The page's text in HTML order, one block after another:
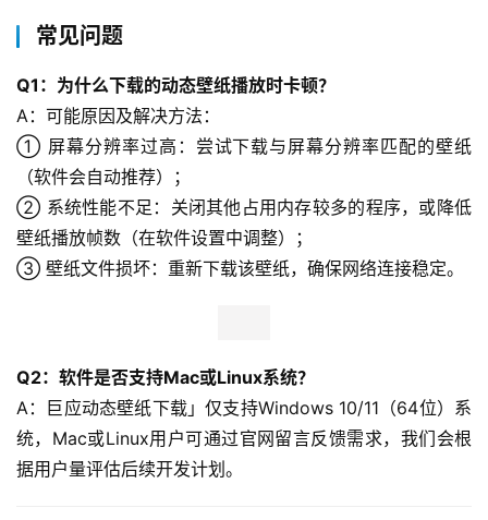
常见问题
Q1：为什么下载的动态壁纸播放时卡顿？
A：可能原因及解决方法：
① 屏幕分辨率过高：尝试下载与屏幕分辨率匹配的壁纸
（软件会自动推荐）；
② 系统性能不足：关闭其他占用内存较多的程序，或降低
壁纸播放帧数（在软件设置中调整）；
Q2：软件是否支持Mac或Linux系统？
A：巨应动态壁纸下载」仅支持Windows 10/11（64位）系
统，Mac或Linux用户可通过官网留言反馈需求，我们会根
据用户量评估后续开发计划。